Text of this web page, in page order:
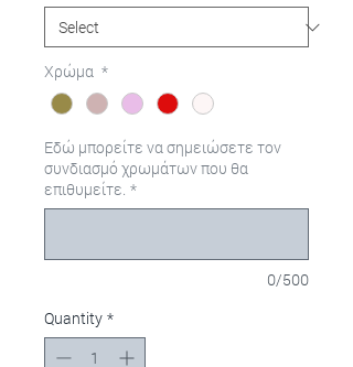
Χρώμα *
Εδώ μπορείτε να σημειώσετε τον
συνδιασμό χρωμάτων που θα
επιθυμείτε. *
0/500
Quantity *